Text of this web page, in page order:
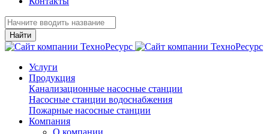
Найти
Услуги
Продукция
Канализационные насосные станции
Насосные станции водоснабжения
Пожарные насосные станции
Компания
О компании